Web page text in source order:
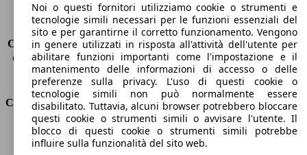
Sedili
5
Carico sul tetto
-
Capacità di traino (senza freni) -
Capacità di traino (con freni)
1200 kg
Volume del bagagliaio
434 l
Consumi
Emissioni di CO2*
103 g/km (komb.)
Consumo (urbano)
5.3 l/100km
Noi o questi fornitori utilizziamo cookie o strumenti e
tecnologie simili necessari per le funzioni essenziali del
sito e per garantirne il corretto funzionamento. Vengono
in genere utilizzati in risposta all'attività dell'utente per
abilitare funzioni importanti come l'impostazione e il
mantenimento delle informazioni di accesso o delle
preferenze sulla privacy. L'uso di questi cookie o
tecnologie simili non può normalmente essere
disabilitato. Tuttavia, alcuni browser potrebbero bloccare
questi cookie o strumenti simili o avvisare l'utente. Il
blocco di questi cookie o strumenti simili potrebbe
influire sulla funzionalità del sito web.